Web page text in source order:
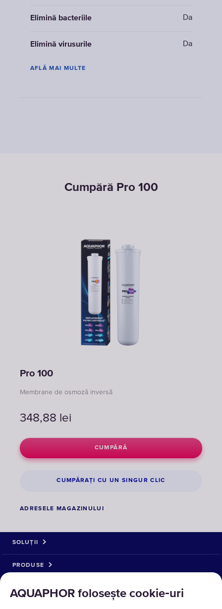
Elimină bacteriile Da
Elimină virusurile Da
AFLĂ MAI MULTE
Cumpără Pro 100
Pro 100
Membrane de osmoză inversă
348,88 lei
CUMPĂRĂ
CUMPĂRAȚI CU UN SINGUR CLIC
ADRESELE MAGAZINULUI
AQUAPHOR folosește cookie‑uri
SOLUȚII
PRODUSE
DESPRE NOI